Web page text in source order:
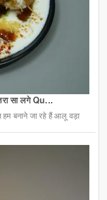
सा लगे Qu...
बनाने जा रहे हैं आलू वड़ा